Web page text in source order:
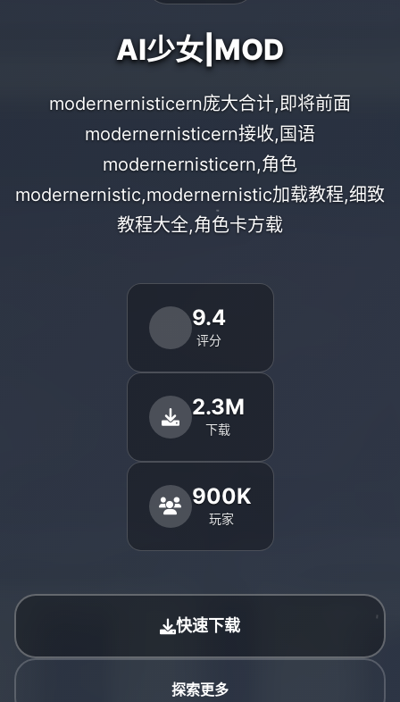
AI少女|MOD
modernernisticern庞大合计,即将前面
modernernisticern接收,国语
modernernisticern,角色
modernernistic,modernernistic加载教程,细致
教程大全,角色卡方载
9.4
评分
2.3M
下载
900K
玩家
快速下载
探索更多